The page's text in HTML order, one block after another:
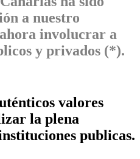
a nuestro
involucrar a
y privados (*).
valores
la plena
publicas.